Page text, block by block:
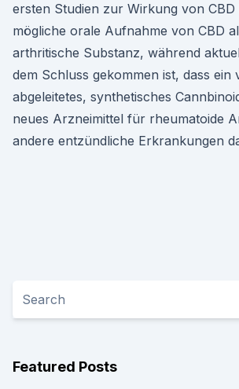
ersten Studien zur Wirkung von CBD
mögliche orale Aufnahme von CBD
arthritische Substanz, während
dem Schluss gekommen ist, dass ein
abgeleitetes, synthetisches
neues Arzneimittel für rheumatoide
andere entzündliche Erkrankungen
Featured Posts